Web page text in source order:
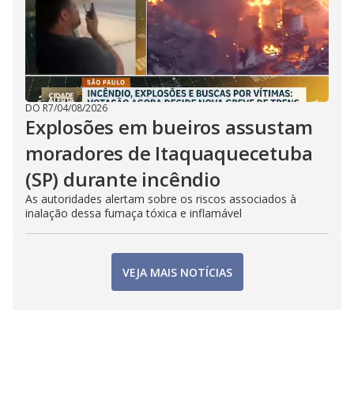
DO R7/04/08/2026
Explosões em bueiros assustam
moradores de Itaquaquecetuba
(SP) durante incêndio
As autoridades alertam sobre os riscos associados à
inalação dessa fumaça tóxica e inflamável
VEJA MAIS NOTÍCIAS